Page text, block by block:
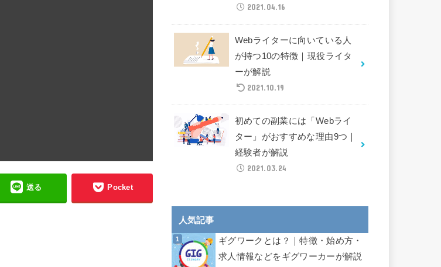
送る Pocket
2021.04.16
Webライターに向いている人
が持つ10の特徴｜現役ライタ
ーが解説
2021.10.19
初めての副業には「Webライ
ター」がおすすめな理由9つ｜
経験者が解説
2021.03.24
人気記事
ギグワークとは？｜特徴・始め方・
求人情報などをギグワーカーが解説